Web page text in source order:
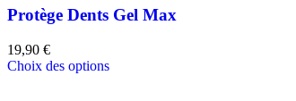
Protège Dents Gel Max
19,90 €
Choix des options